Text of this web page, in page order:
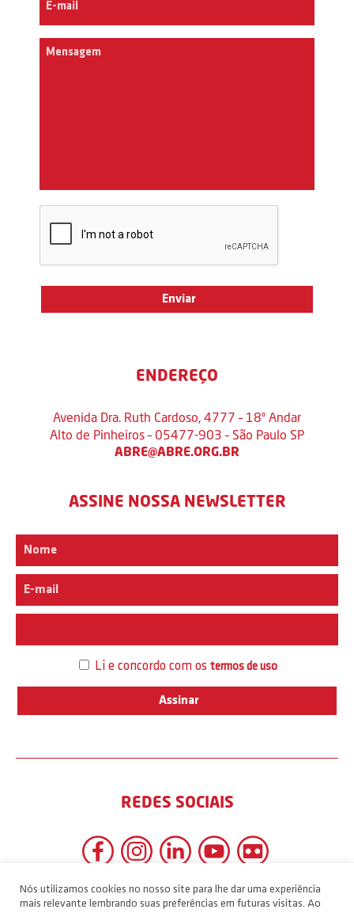
ENDEREÇO
Avenida Dra. Ruth Cardoso, 4777 – 18º Andar
Alto de Pinheiros – 05477-903 – São Paulo SP
ABRE@ABRE.ORG.BR
ASSINE NOSSA NEWSLETTER
Li e concordo com os termos de uso
REDES SOCIAIS
Nós utilizamos cookies no nosso site para lhe dar uma experiência
mais relevante lembrando suas preferências em futuras visitas. Ao